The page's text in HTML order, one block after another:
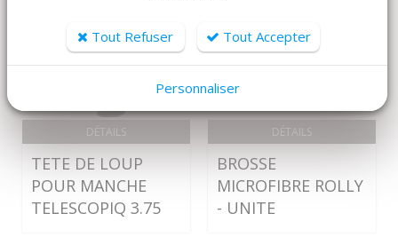
DÉTAILS
TETE DE LOUP
POUR MANCHE
TELESCOPIQ 3.75
DÉTAILS
BROSSE
MICROFIBRE ROLLY
- UNITE
Tout Refuser Tout Accepter
Personnaliser